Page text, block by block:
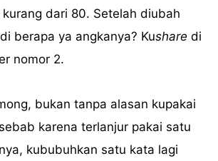
kurang dari 80. Setelah diubah
berapa ya angkanya? Kushare di
nomor 2.
bukan tanpa alasan kupakai
karena terlanjur pakai satu
kububuhkan satu kata lagi